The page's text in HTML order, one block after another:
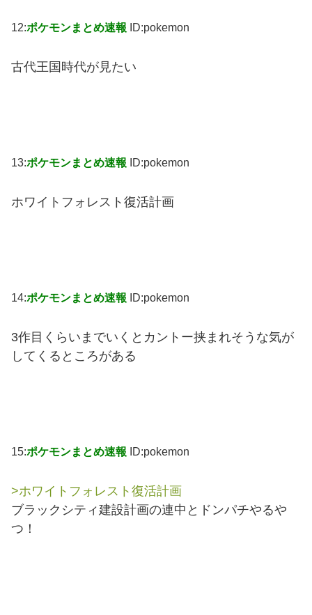
12:ポケモンまとめ速報 ID:pokemon
古代王国時代が見たい
13:ポケモンまとめ速報 ID:pokemon
ホワイトフォレスト復活計画
14:ポケモンまとめ速報 ID:pokemon
3作目くらいまでいくとカントー挟まれそうな気が
してくるところがある
15:ポケモンまとめ速報 ID:pokemon
>ホワイトフォレスト復活計画
ブラックシティ建設計画の連中とドンパチやるや
つ！